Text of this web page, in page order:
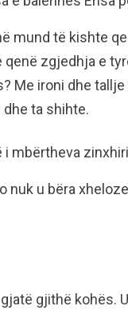
mund të kishte
zgjedhja e
Me ironi dhe
ta shihte.
mbërtheva
nuk u bëra
gjithë kohës.